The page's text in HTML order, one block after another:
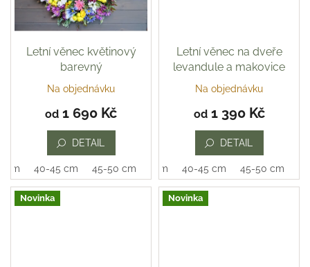
Letní věnec květinový
barevný
Na objednávku
od 1 690 Kč
DETAIL
cm 40-45 cm 45-50 cm
Letní věnec na dveře
levandule a makovice
Průměrné
produktu
5
hvězdiček.
Na objednávku
od1 390 Kč
DETAIL
35-40 cm 40-45 cm 45-50 cm
Novinka Novinka